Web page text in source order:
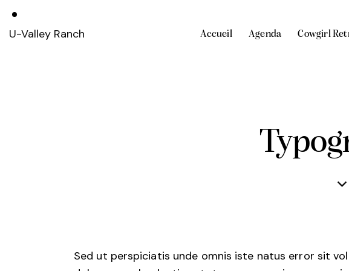
U-Valley Ranch Accueil Agenda Cowgirl
Sed ut perspiciatis unde omnis iste natus error sit